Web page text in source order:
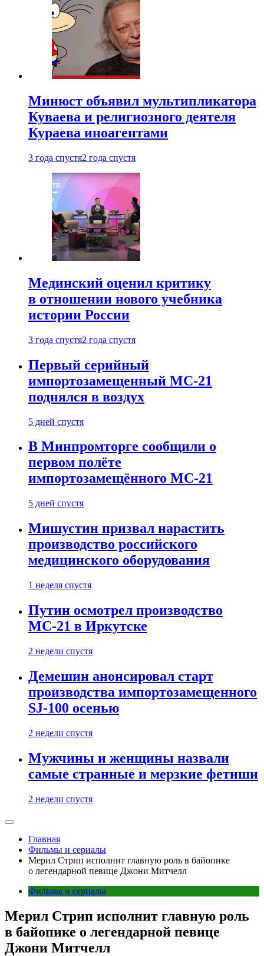
Минюст объявил мультипликатора
Куваева и религиозного деятеля
Кураева иноагентами
3 года спустя2 года спустя
Мединский оценил критику
в отношении нового учебника
истории России
3 года спустя2 года спустя
Первый серийный
импортозамещенный МС-21
поднялся в воздух
5 дней спустя
В Минпромторге сообщили о
первом полёте
импортозамещённого МС-21
5 дней спустя
Мишустин призвал нарастить
производство российского
медицинского оборудования
1 неделя спустя
Путин осмотрел производство
МС-21 в Иркутске
2 недели спустя
Демешин анонсировал старт
производства импортозамещенного
SJ-100 осенью
2 недели спустя
Мужчины и женщины назвали
самые странные и мерзкие фетиши
2 недели спустя
Главная
Фильмы и сериалы
Мерил Стрип исполнит главную роль в байопике
о легендарной певице Джони Митчелл
Фильмы и сериалы
Мерил Стрип исполнит главную роль
в байопике о легендарной певице
Джони Митчелл